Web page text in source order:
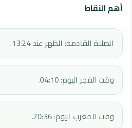
أهم النقاط
الصلاة القادمة: الظهر عند 13:24.
وقت الفجر اليوم: 04:10.
وقت المغرب اليوم: 20:36.